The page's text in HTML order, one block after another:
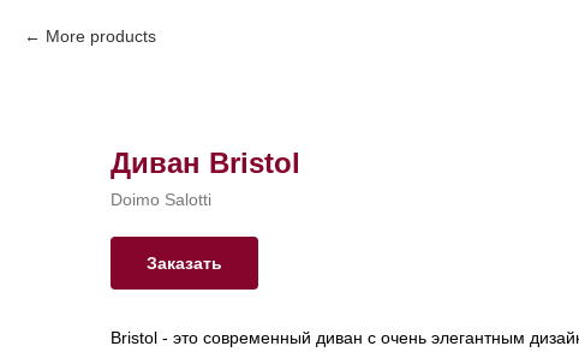
More products
Диван Bristol
Doimo Salotti
Заказать
Bristol - это современный диван с очень элегантным